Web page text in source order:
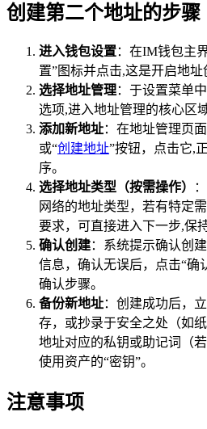
创建第二个地址的步骤
进入钱包设置：在IM钱包主
置”图标并点击,这是开启地址
选择地址管理：于设置菜单
选项,进入地址管理的核心区域
添加新地址：在地址管理页
或“创建地址”按钮，点击它,
序。
选择地址类型（按需操作）
网络的地址类型，若有特定
要求，可直接进入下一步,保
确认创建：系统提示确认创
信息，确认无误后，点击“确
确认步骤。
备份新地址：创建成功后，
存，或抄录于安全之处（如
地址对应的私钥或助记词（
使用资产的“密钥”。
注意事项